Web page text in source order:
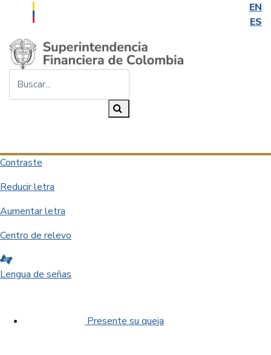
EN
ES
Saltar al contenido principal
Contraste
Reducir letra
Aumentar letra
Centro de relevo
Lengua de señas
Presente su queja